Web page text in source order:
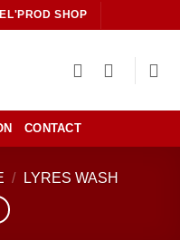
SHOP
CONTACT
/ LYRES WASH